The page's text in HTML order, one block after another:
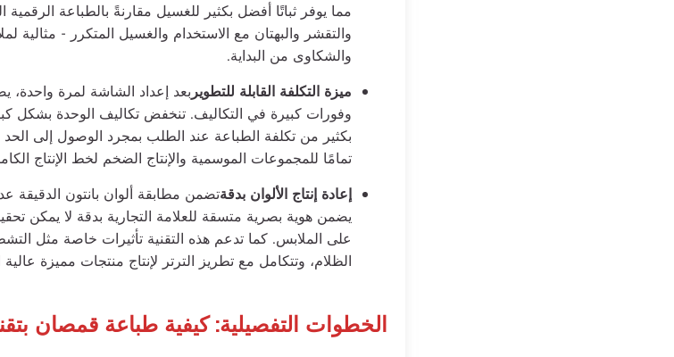
مما يوفر ثباتًا أفضل بكثير للغسيل مقارنةً بالطباعة
والتقشر والبهتان مع الاستخدام والغسيل المتكرر - مثالية
والشكاوى من البداية.
ميزة التكلفة القابلة للتطوير بعد إعداد الشاشة لمرة واحدة،
وفورات كبيرة في التكاليف. تنخفض تكاليف الوحدة بشكل
بكثير من تكلفة الطباعة عند الطلب بمجرد الوصول إلى الحد
تمامًا للمجموعات الموسمية والإنتاج الضخم لخط الإنتاج
إعادة إنتاج الألوان بدقةتضمن مطابقة ألوان بانتون الدقيقة
يضمن هوية بصرية متسقة للعلامة التجارية بدقة لا يمكن
على الملابس. كما تدعم هذه التقنية تأثيرات خاصة مثل
الظلام، وتتكامل مع تطريز الترتر لإنتاج منتجات مميزة
الخطوات التفصيلية: كيفية طباعة قمصان